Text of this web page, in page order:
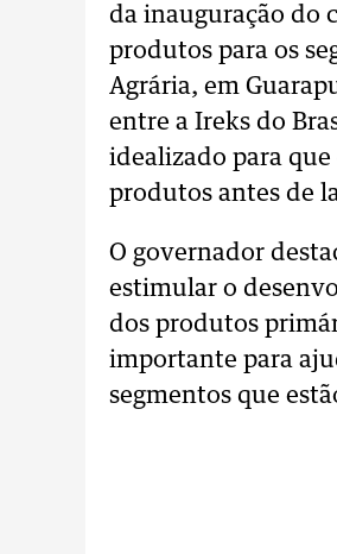
da inauguração do
produtos para os
Agrária, em
entre a Ireks do
idealizado para que
produtos antes de
O governador
estimular o
dos produtos
importante para
segmentos que